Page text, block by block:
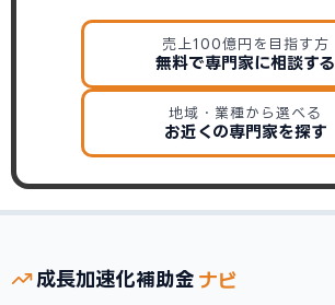
売上100億円を目指す方
無料で専門家に相談する
地域・業種から選べる
お近くの専門家を探す
成長加速化補助金 ナビ